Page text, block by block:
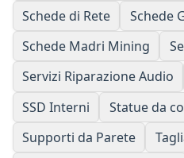
Schede di Rete
Schede
Schede Madri Mining
Servizi Riparazione Audio
SSD Interni
Statue da
Supporti da Parete